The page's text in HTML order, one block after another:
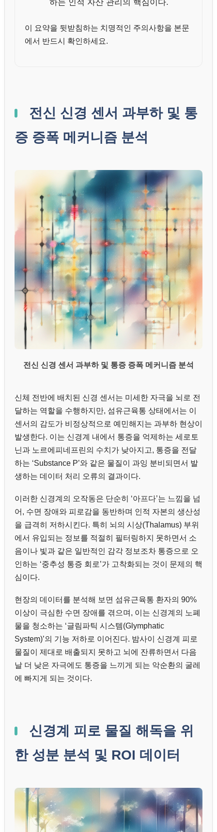
하는 인적 자산 관리의 핵심이다.
이 요약을 뒷받침하는 치명적인 주의사항을 본문
에서 반드시 확인하세요.
전신 신경 센서 과부하 및 통
증 증폭 메커니즘 분석
전신 신경 센서 과부하 및 통증 증폭 메커니즘 분석
신체 전반에 배치된 신경 센서는 미세한 자극을 뇌로 전
달하는 역할을 수행하지만, 섬유근육통 상태에서는 이
센서의 감도가 비정상적으로 예민해지는 과부하 현상이
발생한다. 이는 신경계 내에서 통증을 억제하는 세로토
닌과 노르에피네프린의 수치가 낮아지고, 통증을 전달
하는 ‘Substance P’와 같은 물질이 과잉 분비되면서 발
생하는 데이터 처리 오류의 결과이다.
이러한 신경계의 오작동은 단순히 ‘아프다’는 느낌을 넘
어, 수면 장애와 피로감을 동반하며 인적 자본의 생산성
을 급격히 저하시킨다. 특히 뇌의 시상(Thalamus) 부위
에서 유입되는 정보를 적절히 필터링하지 못하면서 소
음이나 빛과 같은 일반적인 감각 정보조차 통증으로 오
인하는 ‘중추성 통증 회로’가 고착화되는 것이 문제의 핵
심이다.
현장의 데이터를 분석해 보면 섬유근육통 환자의 90%
이상이 극심한 수면 장애를 겪으며, 이는 신경계의 노폐
물을 청소하는 ‘글림파틱 시스템(Glymphatic
System)’의 기능 저하로 이어진다. 밤사이 신경계 피로
물질이 제대로 배출되지 못하고 뇌에 잔류하면서 다음
날 더 낮은 자극에도 통증을 느끼게 되는 악순환의 굴레
에 빠지게 되는 것이다.
신경계 피로 물질 해독을 위
한 성분 분석 및 ROI 데이터